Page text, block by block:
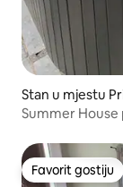
Stan u mjestu
Summer House
Favorit gostiju
Favorit gostiju